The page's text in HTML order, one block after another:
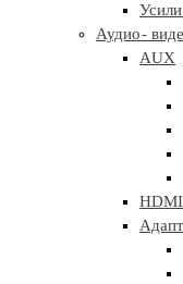
Аудио-
AUX
HDMI